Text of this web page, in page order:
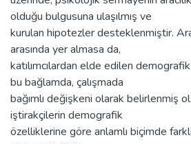
olduğu bulgusuna ulaşılmış ve
kurulan hipotezler desteklenmiştir.
arasında yer almasa da,
katılımcılardan elde edilen
bu bağlamda, çalışmada
bağımlı değişkeni olarak belirlenmiş
iştirakçilerin demografik
özelliklerine göre anlamlı biçimde